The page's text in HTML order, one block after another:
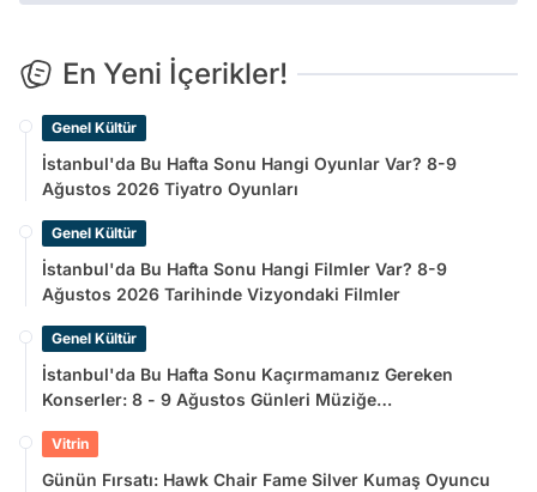
En Yeni İçerikler!
Genel Kültür
İstanbul'da Bu Hafta Sonu Hangi Oyunlar Var? 8-9
Ağustos 2026 Tiyatro Oyunları
Genel Kültür
İstanbul'da Bu Hafta Sonu Hangi Filmler Var? 8-9
Ağustos 2026 Tarihinde Vizyondaki Filmler
Genel Kültür
İstanbul'da Bu Hafta Sonu Kaçırmamanız Gereken
Konserler: 8 - 9 Ağustos Günleri Müziğe
Vitrin
Günün Fırsatı: Hawk Chair Fame Silver Kumaş Oyuncu